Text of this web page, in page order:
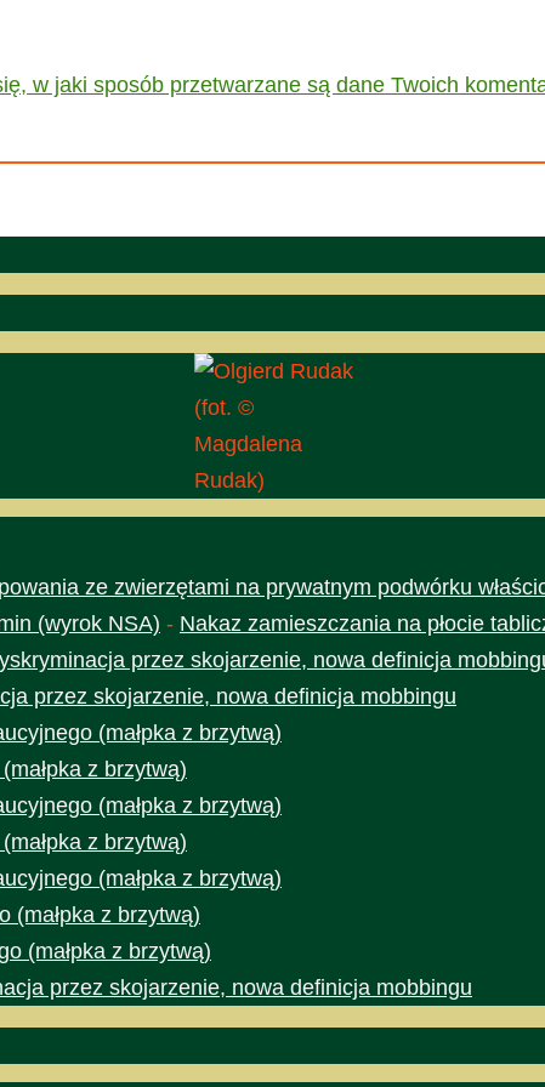
w jaki sposób przetwarzane są dane Twoich
(fot. ©
Magdalena
Rudak)
ze zwierzętami na prywatnym podwórku
(wyrok NSA) - Nakaz zamieszczania na płocie
przez skojarzenie, nowa definicja
przez skojarzenie, nowa definicja mobbingu
(małpka z brzytwą)
z brzytwą)
(małpka z brzytwą)
z brzytwą)
(małpka z brzytwą)
(małpka z brzytwą)
(małpka z brzytwą)
przez skojarzenie, nowa definicja mobbingu